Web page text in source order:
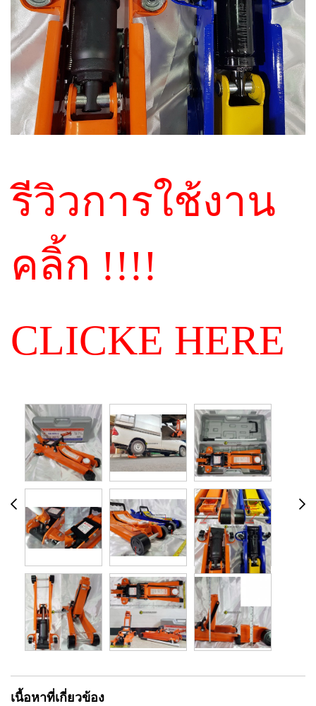
รีวิวการใช้งาน
คลิ้ก !!!!
CLICKE HERE
เนื้อหาที่เกี่ยวข้อง